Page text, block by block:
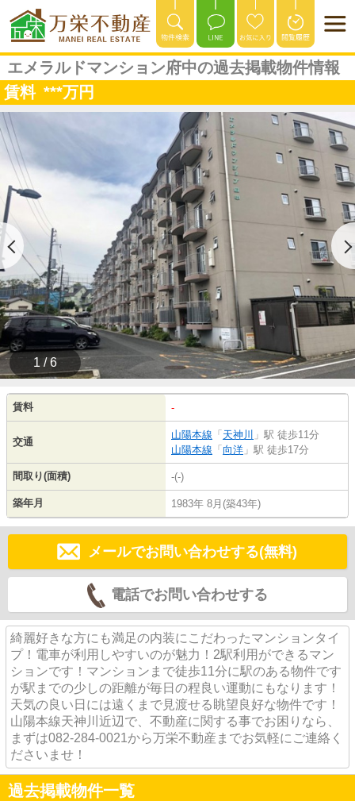
エメラルドマンション府中の過去掲載物件情報
賃料 ***万円
1 / 6
賃料 -
交通
山陽本線 「 天神川 」駅 徒歩11分
山陽本線 「 向洋 」駅 徒歩17分
間取り(面積) -(-)
築年月 1983年 8月(築43年)
メールでお問い合わせする(無料)
電話でお問い合わせする
綺麗好きな方にも満足の内装にこだわったマンションタイ
プ！電車が利用しやすいのが魅力！2駅利用ができるマン
ションです！マンションまで徒歩11分に駅のある物件です
が駅までの少しの距離が毎日の程良い運動にもなります！
天気の良い日には遠くまで見渡せる眺望良好な物件です！
山陽本線天神川近辺で、不動産に関する事でお困りなら、
まずは082-284-0021から万栄不動産までお気軽にご連絡く
ださいませ！
過去掲載物件一覧